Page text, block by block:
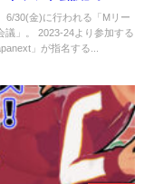
り参加する「BEAST
が指名する選手の内
6/30(金)に行われる「Mリー
議」。 2023-24より参加する
」が指名する...